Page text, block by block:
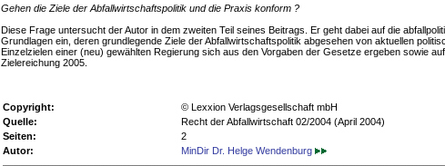
Gehen die Ziele der Abfallwirtschaftspolitik und die Praxis konform ?
Diese Frage untersucht der Autor in dem zweiten Teil seines Beitrags. Er geht dabei auf die
Grundlagen ein, deren grundlegende Ziele der Abfallwirtschaftspolitik abgesehen von aktuellen
Einzelzielen einer (neu) gewählten Regierung sich aus den Vorgaben der Gesetze ergeben sowie
Zielereichung 2005.
Copyright:
© Lexxion Verlagsgesellschaft mbH
Quelle:
Recht der Abfallwirtschaft 02/2004 (April 2004)
Seiten:
2
Autor:
MinDir Dr. Helge Wendenburg